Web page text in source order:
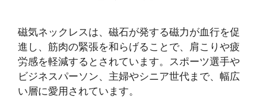
磁気ネックレスは、磁石が発する磁力が血行を促
進し、筋肉の緊張を和らげることで、肩こりや疲
労感を軽減するとされています。スポーツ選手や
ビジネスパーソン、主婦やシニア世代まで、幅広
い層に愛用されています。